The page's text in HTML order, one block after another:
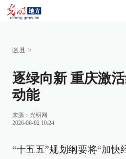
区县 >
逐绿向新 重庆激
动能
来源： 光明网
2026-06-02 10:24
“十五五”规划纲要将“加快